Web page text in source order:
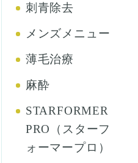
刺青除去
メンズメニュー
薄毛治療
麻酔
STARFORMER
PRO（スターフ
ォーマープロ）